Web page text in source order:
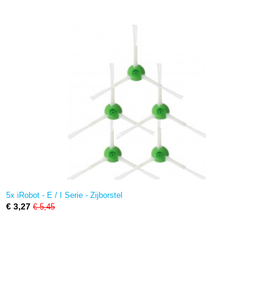
5x iRobot - E / I Serie - Zijborstel
€ 3,27 € 5,45